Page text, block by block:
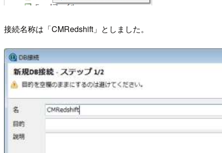
接続名称は「CMRedshift」としました。